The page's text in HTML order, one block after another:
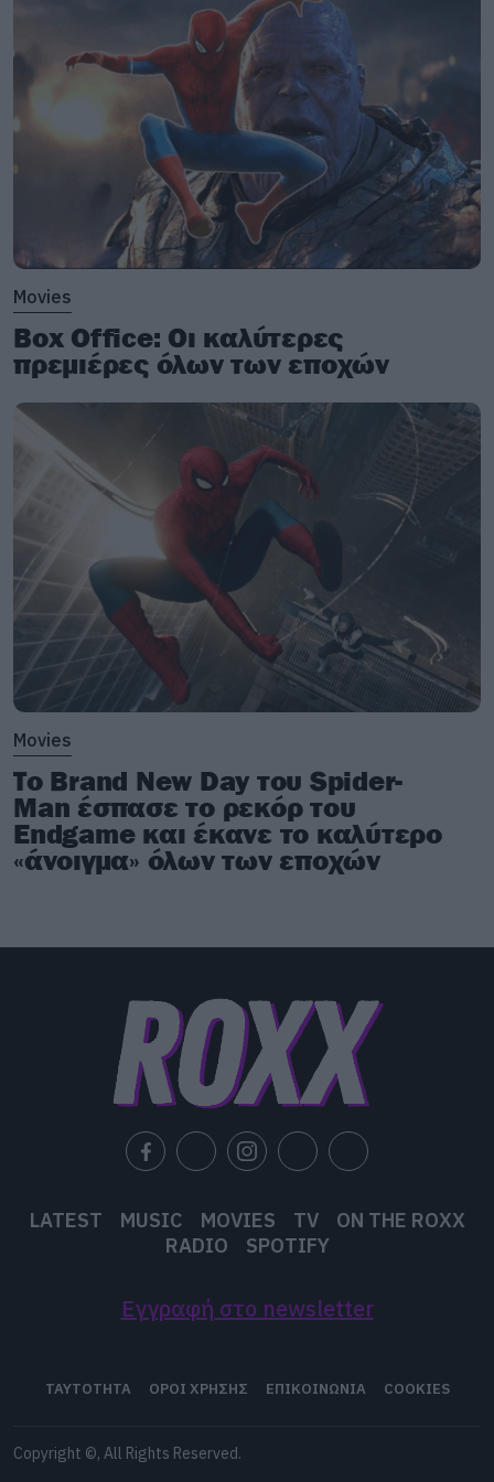
Movies
Box Office: Οι καλύτερες
πρεμιέρες όλων των εποχών
Movies
Το Brand New Day του Spider-
Man έσπασε το ρεκόρ του
Endgame και έκανε το καλύτερο
«άνοιγμα» όλων των εποχών
LATEST MUSIC MOVIES TV
ON THE ROXX
RADIO
SPOTIFY
Εγγραφή στο newsletter
ΤΑΥΤΟΤΗΤΑ ΟΡΟΙ ΧΡΗΣΗΣ ΕΠΙΚΟΙΝΩΝΙΑ COOKIES
Copyright ©, All Rights Reserved.